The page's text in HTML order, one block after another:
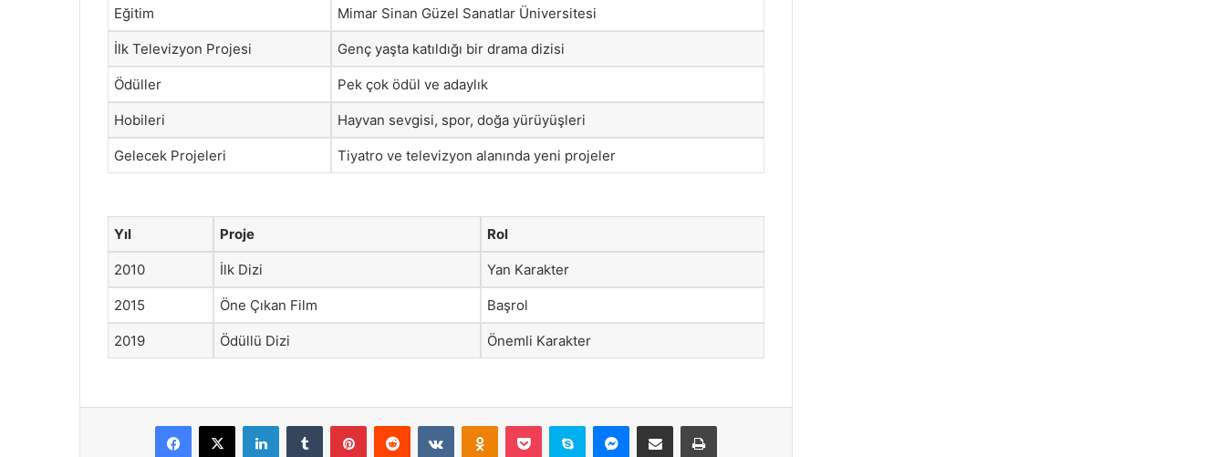
Eğitim Mimar Sinan Güzel Sanatlar Üniversitesi
İlk Televizyon Projesi Genç yaşta katıldığı bir drama dizisi
Ödüller Pek çok ödül ve adaylık
Hobileri Hayvan sevgisi, spor, doğa yürüyüşleri
Gelecek Projeleri Tiyatro ve televizyon alanında yeni projeler
Yıl Proje Rol
2010 İlk Dizi Yan Karakter
2015 Öne Çıkan Film Başrol
2019 Ödüllü Dizi Önemli Karakter
Facebook
X LinkedInTumblr PinterestReddit VKontakteOdnoklassniki
Pocket Skype Messenger
E-Posta ile paylaş Yazdır